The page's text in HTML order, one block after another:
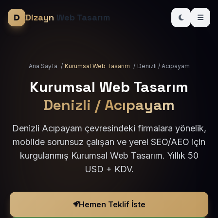
Dizayn Web Tasarım
Ana Sayfa / Kurumsal Web Tasarım / Denizli / Acıpayam
Kurumsal Web Tasarım
Denizli / Acıpayam
Denizli Acıpayam çevresindeki firmalara yönelik,
mobilde sorunsuz çalışan ve yerel SEO/AEO için
kurgulanmış Kurumsal Web Tasarım. Yıllık 50
USD + KDV.
Hemen Teklif İste